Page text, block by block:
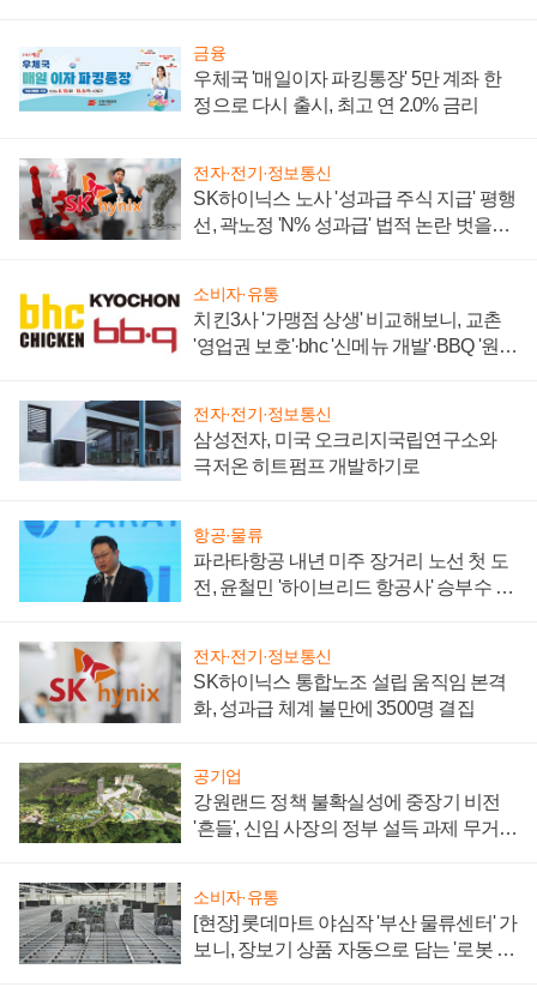
금융
우체국 '매일이자 파킹통장' 5만 계좌 한
정으로 다시 출시, 최고 연 2.0% 금리
전자·전기·정보통신
SK하이닉스 노사 '성과급 주식 지급' 평행
선, 곽노정 'N% 성과급' 법적 논란 벗을지
소비자·유통
치킨3사 '가맹점 상생' 비교해보니, 교촌
'영업권 보호'·bhc '신메뉴 개발'·BBQ '원가
전자·전기·정보통신
삼성전자, 미국 오크리지국립연구소와
극저온 히트펌프 개발하기로
항공·물류
파라타항공 내년 미주 장거리 노선 첫 도
전, 윤철민 '하이브리드 항공사' 승부수 통
전자·전기·정보통신
SK하이닉스 통합노조 설립 움직임 본격
화, 성과급 체계 불만에 3500명 결집
공기업
강원랜드 정책 불확실성에 중장기 비전
'흔들', 신임 사장의 정부 설득 과제 무거워
소비자·유통
[현장] 롯데마트 야심작 '부산 물류센터' 가
보니, 장보기 상품 자동으로 담는 '로봇 40